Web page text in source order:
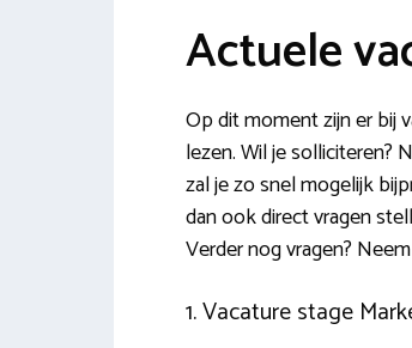
Actuele
Op dit moment zijn er bij
lezen. Wil je solliciteren?
zal je zo snel mogelijk
dan ook direct vragen
Verder nog vragen?
1. Vacature stage